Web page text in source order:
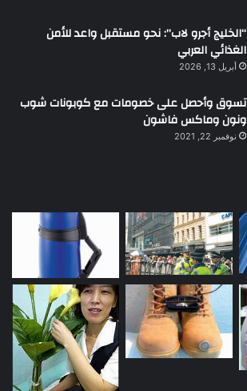
“الخليج أجرو لاب”: نحو مستقبل واعد للأمن
الغذائي العربي
أبريل 13, 2026
تسوق وأحصل على خصومات مع كوبونات شوب
ونون وماكس فاشون
نوفمبر 22, 2021